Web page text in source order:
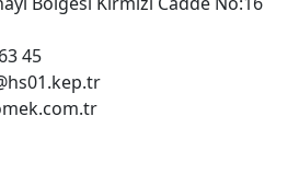
45